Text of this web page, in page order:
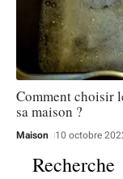
Comment choisir
sa maison ?
Maison 10 octobre
Recherche